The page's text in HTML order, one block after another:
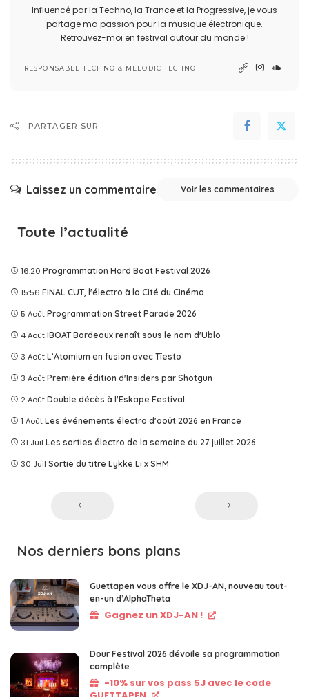
Influencé par la Techno, la Trance et la Progressive, je vous
partage ma passion pour la musique électronique.
Retrouvez-moi en festival autour du monde !
RESPONSABLE TECHNO & MELODIC TECHNO
PARTAGER SUR
Laissez un commentaire Voir les commentaires
Toute l’actualité
16:20 Programmation Hard Boat Festival 2026
15:56 FINAL CUT, l'électro à la Cité du Cinéma
5 Août Programmation Street Parade 2026
4 Août IBOAT Bordeaux renaît sous le nom d'Ublo
3 Août L’Atomium en fusion avec Tîesto
3 Août Première édition d'Insiders par Shotgun
2 Août Double décès à l'Eskape Festival
1 Août Les événements électro d'août 2026 en France
31 Juil Les sorties électro de la semaine du 27 juillet 2026
30 Juil Sortie du titre Lykke Li x SHM
Nos derniers bons plans
Guettapen vous offre le XDJ-AN, nouveau tout-
en-un d’AlphaTheta
Gagnez un XDJ-AN !
Dour Festival 2026 dévoile sa programmation
complète
-10% sur vos pass 5J avec le code